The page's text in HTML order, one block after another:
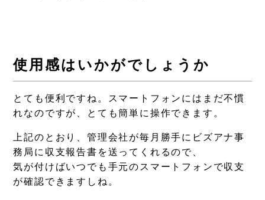
使用感はいかがでしょうか
とても便利ですね。スマートフォンにはまだ不慣
れなのですが、とても簡単に操作できます。
上記のとおり、管理会社が毎月勝手にビズアナ事
務局に収支報告書を送ってくれるので、
気が付けばいつでも手元のスマートフォンで収支
が確認できますしね。